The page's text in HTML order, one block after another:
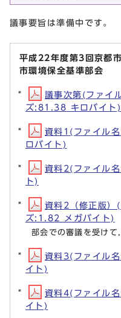
議事要旨は準備中です。
平成22年度第3回京都
市環境保全基準部会
議事次第(ファ
ズ:81.38 キロバイト)
資料1(ファイル
ロバイト)
資料2(ファイル
ト)
資料2（修正版
ズ:1.82 メガバイト)
部会での審議を受けて
資料3(ファイル
イト)
資料4(ファイル
イト)